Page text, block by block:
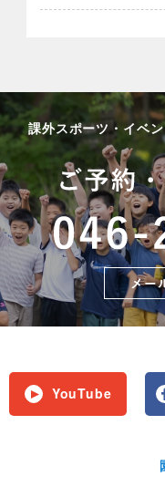
課外スポーツ・イベ
YouTube